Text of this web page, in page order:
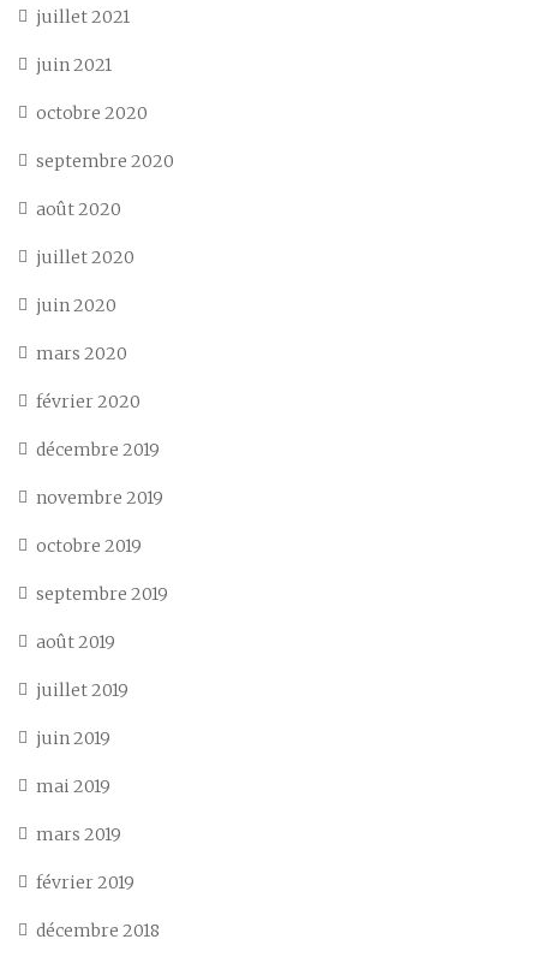
juillet 2021
juin 2021
octobre 2020
septembre 2020
août 2020
juillet 2020
juin 2020
mars 2020
février 2020
décembre 2019
novembre 2019
octobre 2019
septembre 2019
août 2019
juillet 2019
juin 2019
mai 2019
mars 2019
février 2019
décembre 2018